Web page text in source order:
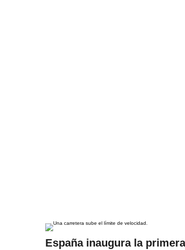
España inaugura la